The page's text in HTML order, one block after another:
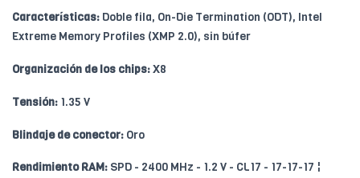
Características: Doble fila, On-Die Termination (ODT), Intel
Extreme Memory Profiles (XMP 2.0), sin búfer
Organización de los chips:X8
Tensión: 1.35 V
Blindaje de conector: Oro
Rendimiento RAM: SPD - 2400 MHz - 1.2 V - CL17 - 17-17-17 ¦